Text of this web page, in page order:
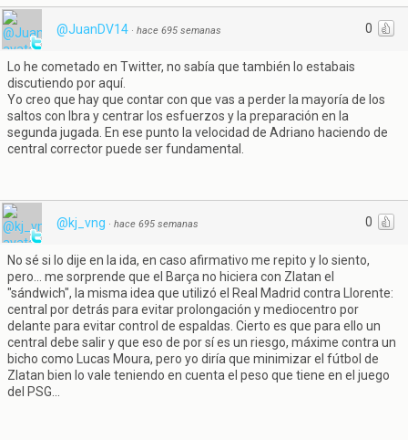
0
@JuanDV14 · hace 695 semanas
Lo he cometado en Twitter, no sabía que también lo estabais
discutiendo por aquí.
Yo creo que hay que contar con que vas a perder la mayoría de los
saltos con Ibra y centrar los esfuerzos y la preparación en la
segunda jugada. En ese punto la velocidad de Adriano haciendo de
central corrector puede ser fundamental.
0
@kj_vng · hace 695 semanas
No sé si lo dije en la ida, en caso afirmativo me repito y lo siento,
pero... me sorprende que el Barça no hiciera con Zlatan el
"sándwich", la misma idea que utilizó el Real Madrid contra Llorente:
central por detrás para evitar prolongación y mediocentro por
delante para evitar control de espaldas. Cierto es que para ello un
central debe salir y que eso de por sí es un riesgo, máxime contra un
bicho como Lucas Moura, pero yo diría que minimizar el fútbol de
Zlatan bien lo vale teniendo en cuenta el peso que tiene en el juego
del PSG...